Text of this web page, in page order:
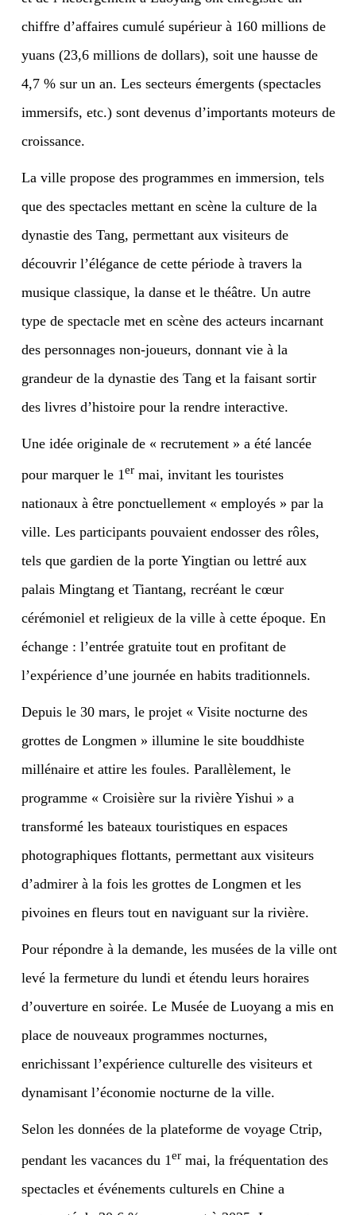
chiffre d’affaires cumulé supérieur à 160 millions de
yuans (23,6 millions de dollars), soit une hausse de
4,7 % sur un an. Les secteurs émergents (spectacles
immersifs, etc.) sont devenus d’importants moteurs de
croissance.
La ville propose des programmes en immersion, tels
que des spectacles mettant en scène la culture de la
dynastie des Tang, permettant aux visiteurs de
découvrir l’élégance de cette période à travers la
musique classique, la danse et le théâtre. Un autre
type de spectacle met en scène des acteurs incarnant
des personnages non-joueurs, donnant vie à la
grandeur de la dynastie des Tang et la faisant sortir
des livres d’histoire pour la rendre interactive.
Une idée originale de « recrutement » a été lancée
pour marquer le 1er mai, invitant les touristes
nationaux à être ponctuellement « employés » par la
ville. Les participants pouvaient endosser des rôles,
tels que gardien de la porte Yingtian ou lettré aux
palais Mingtang et Tiantang, recréant le cœur
cérémoniel et religieux de la ville à cette époque. En
échange : l’entrée gratuite tout en profitant de
l’expérience d’une journée en habits traditionnels.
Depuis le 30 mars, le projet « Visite nocturne des
grottes de Longmen » illumine le site bouddhiste
millénaire et attire les foules. Parallèlement, le
programme « Croisière sur la rivière Yishui » a
transformé les bateaux touristiques en espaces
photographiques flottants, permettant aux visiteurs
d’admirer à la fois les grottes de Longmen et les
pivoines en fleurs tout en naviguant sur la rivière.
Pour répondre à la demande, les musées de la ville ont
levé la fermeture du lundi et étendu leurs horaires
d’ouverture en soirée. Le Musée de Luoyang a mis en
place de nouveaux programmes nocturnes,
enrichissant l’expérience culturelle des visiteurs et
dynamisant l’économie nocturne de la ville.
Selon les données de la plateforme de voyage Ctrip,
pendant les vacances du 1er mai, la fréquentation des
spectacles et événements culturels en Chine a